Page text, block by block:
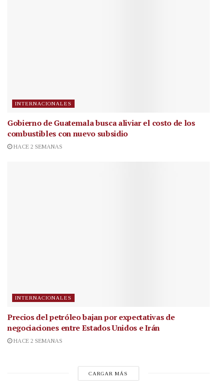
INTERNACIONALES
Gobierno de Guatemala busca aliviar el costo de los
combustibles con nuevo subsidio
HACE 2 SEMANAS
INTERNACIONALES
Precios del petróleo bajan por expectativas de
negociaciones entre Estados Unidos e Irán
HACE 2 SEMANAS
CARGAR MÁS